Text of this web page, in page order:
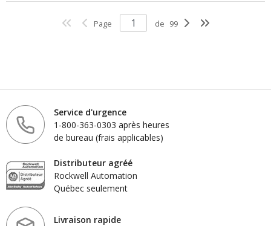
Page de 99
Service d'urgence
1-800-363-0303 après heures
de bureau (frais applicables)
Distributeur agréé
Rockwell Automation
Québec seulement
Livraison rapide